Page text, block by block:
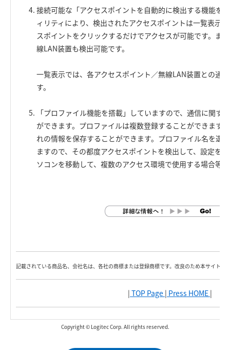
接続可能な「アクセスポイントを自動的に検出する機能を
ィリティにより、検出されたアクセスポイントは一覧表示
スポイントをクリックするだけでアクセスが可能です。ま
線LAN装置も検出可能です。
一覧表示では、各アクセスポイント／無線LAN装置との通
す。
「プロファイル機能を搭載」していますので、通信に関す
ができます。プロファイルは複数登録することができます
れの情報を保存することができます。プロファイル名を選
ますので、その都度アクセスポイントを検出して、設定を
ソコンを移動して、複数のアクセス環境で使用する場合等
記載されている商品名、会社名は、各社の商標または登録商標です。改良のため本サイト内
| TOP Page | Press HOME |
Copyright © Logitec Corp. All rights reserved.